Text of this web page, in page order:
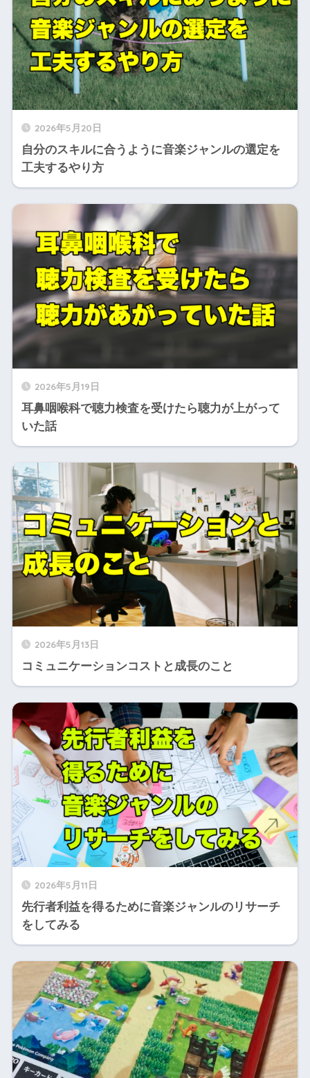
2026年5月20日
自分のスキルに合うように音楽ジャンルの選定を
工夫するやり方
2026年5月19日
耳鼻咽喉科で聴力検査を受けたら聴力が上がって
いた話
2026年5月13日
コミュニケーションコストと成長のこと
2026年5月11日
先行者利益を得るために音楽ジャンルのリサーチ
をしてみる